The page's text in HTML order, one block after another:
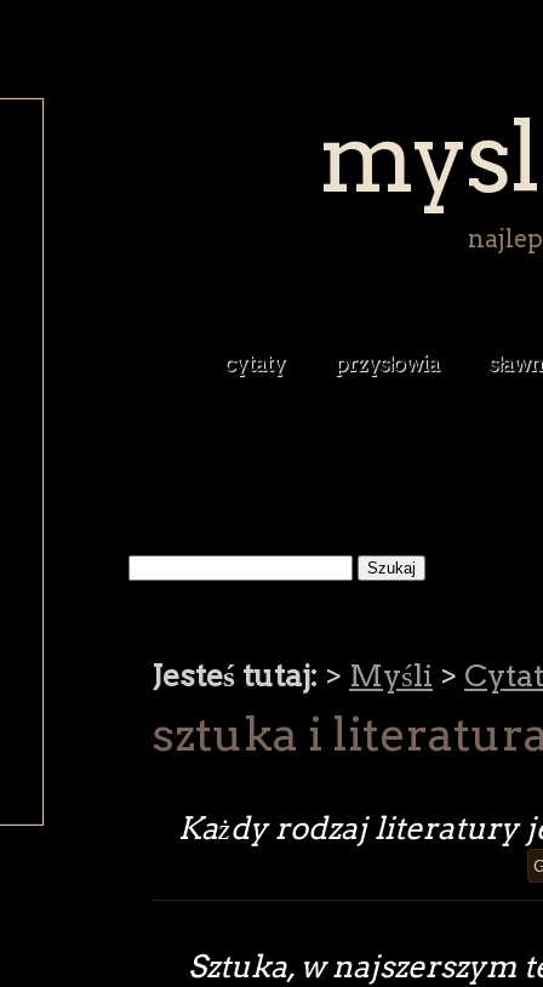
cytaty przysłowia
Jesteś tutaj: > Myśli >
sztuka i
Każdy rodzaj literatury
Sztuka, w najszerszym